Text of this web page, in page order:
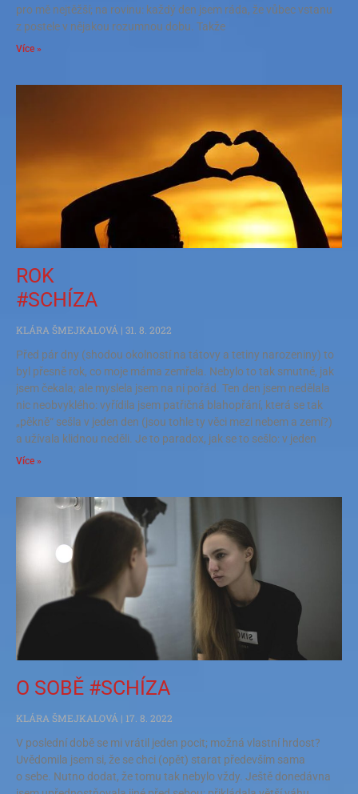
pro mě nejtěžší; na rovinu: každý den jsem ráda, že vůbec vstanu
z postele v nějakou rozumnou dobu. Takže
Více »
ROK
#SCHÍZA
KLÁRA ŠMEJKALOVÁ
31. 8. 2022
Před pár dny (shodou okolností na tátovy a tetiny narozeniny) to
byl přesně rok, co moje máma zemřela. Nebylo to tak smutné, jak
jsem čekala; ale myslela jsem na ni pořád. Ten den jsem nedělala
nic neobvyklého: vyřídila jsem patřičná blahopřání, která se tak
„pěkně“ sešla v jeden den (jsou tohle ty věci mezi nebem a zemí?)
a užívala klidnou neděli. Je to paradox, jak se to sešlo: v jeden
Více »
O SOBĚ #SCHÍZA
KLÁRA ŠMEJKALOVÁ
17. 8. 2022
V poslední době se mi vrátil jeden pocit; možná vlastní hrdost?
Uvědomila jsem si, že se chci (opět) starat především sama
o sebe. Nutno dodat, že tomu tak nebylo vždy. Ještě donedávna